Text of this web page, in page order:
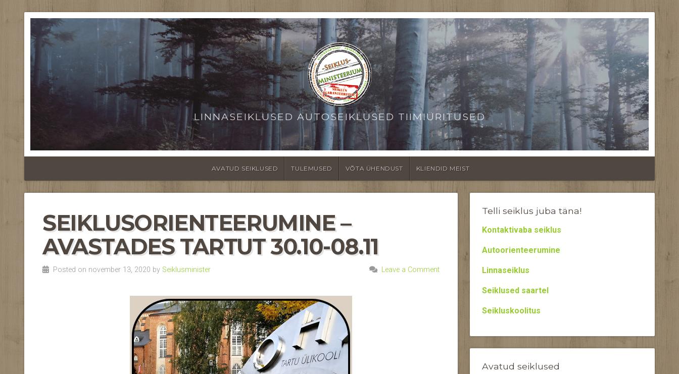
LINNASEIKLUSED AUTOSEIKLUSED TIIMIÜRITUSED
AVATUD SEIKLUSED TULEMUSED VÕTA ÜHENDUST KLIENDID MEIST
SEIKLUSORIENTEERUMINE –
AVASTADES TARTUT 30.10-08.11
Posted on november 13, 2020 by Seiklusminister Leave a Comment
Telli seiklus juba täna!
Kontaktivaba seiklus
Autoorienteerumine
Linnaseiklus
Seiklused saartel
Seikluskoolitus
Avatud seiklused